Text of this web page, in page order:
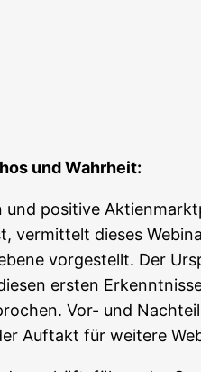
und Wahrheit:
posi­ti­ve
ver­mit­telt die­ses
vor­ge­stellt. Der
ers­ten
Vor- und
Auf­takt für wei­te­re